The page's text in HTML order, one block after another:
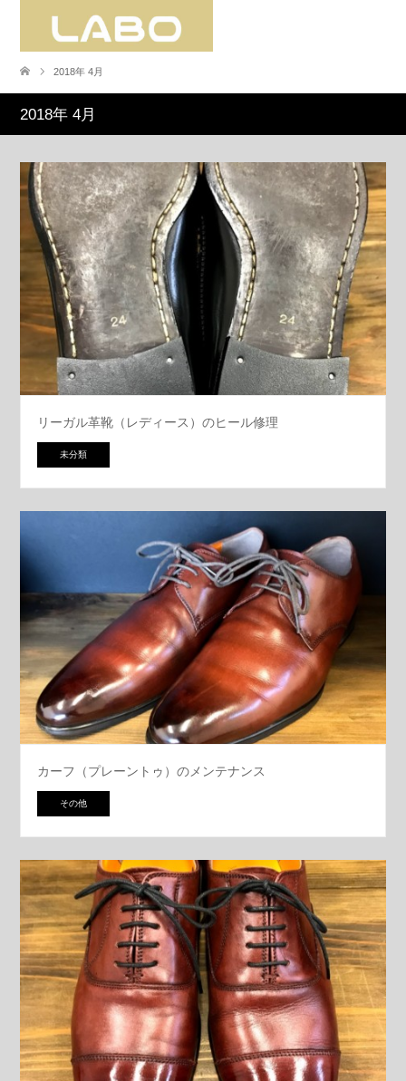
2018年 4月
2018年 4月
リーガル革靴（レディース）のヒール修理
未分類
カーフ（プレーントゥ）のメンテナンス
その他